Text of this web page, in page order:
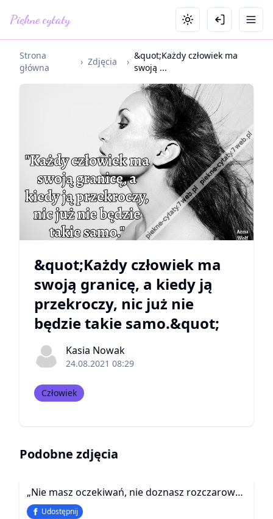
Piękne cytaty
Strona
główna
› Zdjęcia ›
&quot;Każdy człowiek ma
swoją ...
&quot;Każdy człowiek ma
swoją granicę, a kiedy ją
przekroczy, nic już nie
będzie takie samo.&quot;
Kasia Nowak
24.08.2021 08:29
Człowiek
Podobne zdjęcia
„Nie masz oczekiwań, nie doznasz rozczarowań.”
Udostępnij